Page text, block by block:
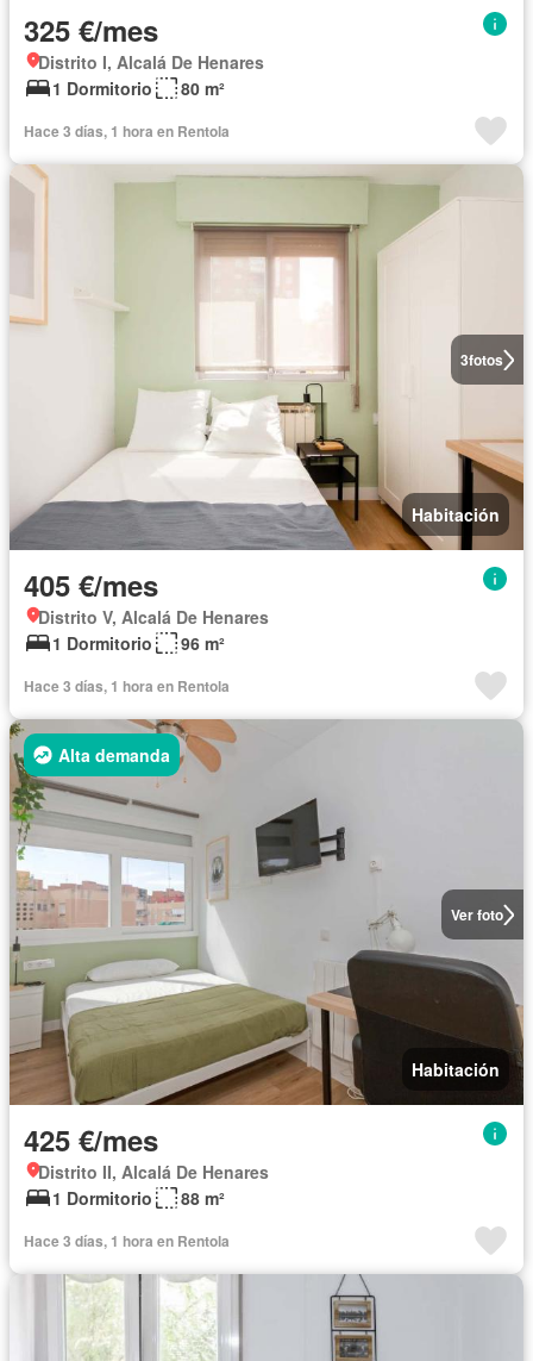
325 €/mes
Distrito I, Alcalá De Henares
1 Dormitorio
80 m²
Hace 3 días, 1 hora en Rentola
3fotos
Habitación
405 €/mes
Distrito V, Alcalá De Henares
1 Dormitorio
96 m²
Hace 3 días, 1 hora en Rentola
Ver foto
Alta demanda
Habitación
425 €/mes
Distrito II, Alcalá De Henares
1 Dormitorio
88 m²
Hace 3 días, 1 hora en Rentola